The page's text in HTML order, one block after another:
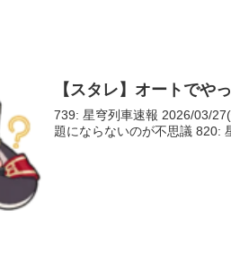
【スタレ】オートでや
739: 星穹列車速報 2026/03/
題にならないのが不思議 820: